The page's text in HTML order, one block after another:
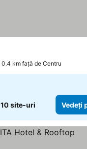
0.4 km faţă de Centru
10 site-uri Vedeți